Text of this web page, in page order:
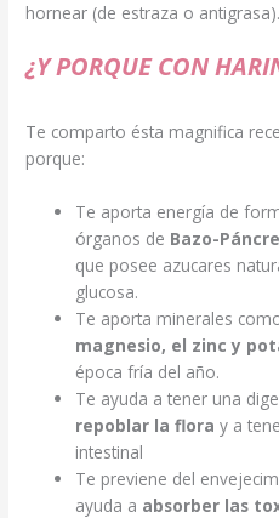
hornear (de estraza o antigrasa).
¿Y PORQUE CON
Te comparto ésta magnifica
porque:
Te aporta energía de
órganos de Bazo-
que posee azucares
glucosa.
Te aporta minerales
magnesio, el zinc y
época fría del año.
Te ayuda a tener una
repoblar la floray a
intestinal
Te previene del
ayuda a absorber las